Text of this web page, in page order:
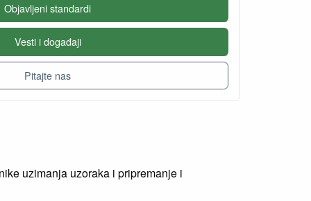
Objavljeni standardi
Vesti i događaji
Pitajte nas
uzimanja uzoraka i pripremanje i